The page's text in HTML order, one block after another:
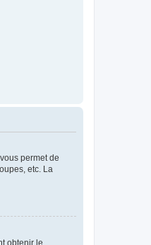
permet de
etc. La
obtenir le